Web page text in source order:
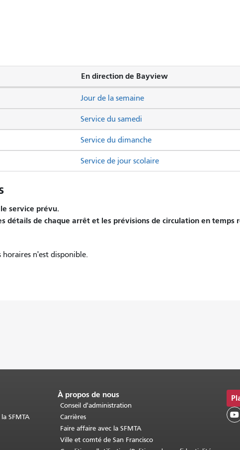
En direction de Bayview
Service du samedi
Service du dimanche
Jour de la semaine
Service de jour scolaire
service prévu.
détails de chaque arrêt et les prévisions de circulation en temps
n'est disponible.
SFMTA
À propos de nous
Conseil d'administration
Carrières
Faire affaire avec la SFMTA
Ville et comté de San Francisco
